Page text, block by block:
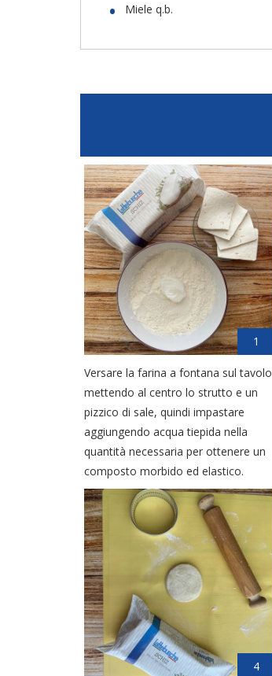
Miele q.b.
1
Versare la farina a fontana sul tavolo
mettendo al centro lo strutto e un
pizzico di sale, quindi impastare
aggiungendo acqua tiepida nella
quantità necessaria per ottenere un
composto morbido ed elastico.
4